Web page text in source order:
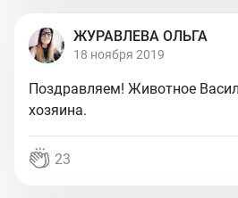
ЖУРАВЛЕВА ОЛЬГА
18 ноября 2019
Поздравляем! Животное
хозяина.
23